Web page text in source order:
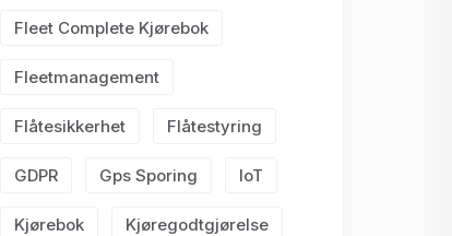
Fleet Complete Kjørebok
Fleetmanagement
Flåtesikkerhet Flåtestyring
GDPR Gps Sporing IoT
Kjørebok Kjøregodtgjørelse